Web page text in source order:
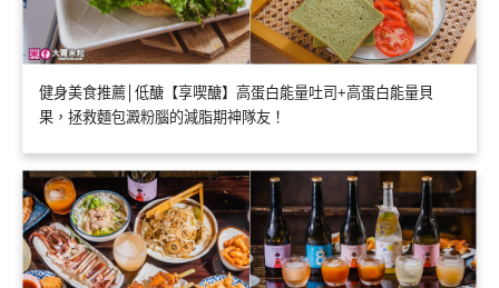
健身美食推薦│低醣【享喫醣】高蛋白能量吐司+高蛋白能量貝
果，拯救麵包澱粉腦的減脂期神隊友！